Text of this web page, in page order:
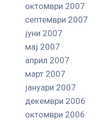
октомври 2007
септември 2007
јуни 2007
мај 2007
април 2007
март 2007
јануари 2007
декември 2006
октомври 2006